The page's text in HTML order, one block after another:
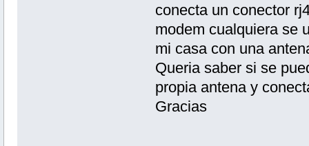
conecta un conector
modem cualquiera se
mi casa con una
Queria saber si se
propia antena y
Gracias